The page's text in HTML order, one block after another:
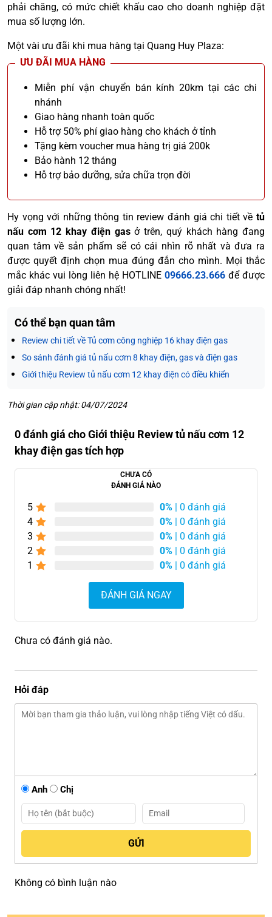
phải chăng, có mức chiết khấu cao cho doanh nghiệp đặt
mua số lượng lớn.
Một vài ưu đãi khi mua hàng tại Quang Huy Plaza:
ƯU ĐÃI MUA HÀNG
Miễn phí vận chuyển bán kính 20km tại các chi
nhánh
Giao hàng nhanh toàn quốc
Hỗ trợ 50% phí giao hàng cho khách ở tỉnh
Tặng kèm voucher mua hàng trị giá 200k
Bảo hành 12 tháng
Hỗ trợ bảo dưỡng, sửa chữa trọn đời
Hy vọng với những thông tin review đánh giá chi tiết về tủ
nấu cơm 12 khay điện gasở trên, quý khách hàng đang
quan tâm về sản phẩm sẽ có cái nhìn rõ nhất và đưa ra
được quyết định chọn mua đúng đắn cho mình. Mọi thắc
mắc khác vui lòng liên hệ HOTLINE 09666.23.666 để được
giải đáp nhanh chóng nhất!
Có thể bạn quan tâm
Review chi tiết về Tủ cơm công nghiệp 16 khay điện gas
So sánh đánh giá tủ nấu cơm 8 khay điện, gas và điện gas
Giới thiệu Review tủ nấu cơm 12 khay điện có điều khiển
Thời gian cập nhật: 04/07/2024
0 đánh giá cho Giới thiệu Review tủ nấu cơm 12
khay điện gas tích hợp
CHƯA CÓ
ĐÁNH GIÁ NÀO
5 0% | 0 đánh giá
4
0% | 0 đánh giá
3
0% | 0 đánh giá
2
0% | 0 đánh giá
1
0% | 0 đánh giá
ĐÁNH GIÁ NGAY
Chưa có đánh giá nào.
Hỏi đáp
Anh Chị
Không có bình luận nào